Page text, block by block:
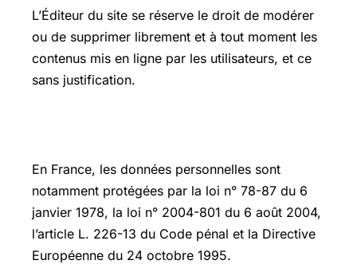
L’Éditeur du site se réserve le droit de modérer
ou de supprimer librement et à tout moment les
contenus mis en ligne par les utilisateurs, et ce
sans justification.
En France, les données personnelles sont
notamment protégées par la loi n° 78-87 du 6
janvier 1978, la loi n° 2004-801 du 6 août 2004,
l’article L. 226-13 du Code pénal et la Directive
Européenne du 24 octobre 1995.